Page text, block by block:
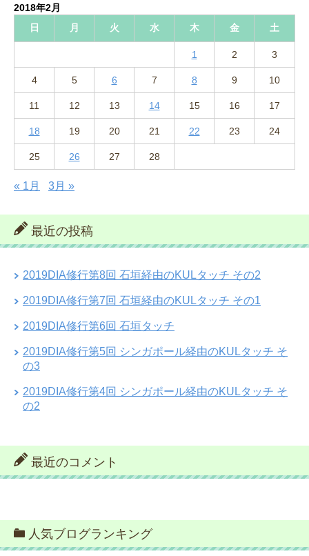
2018年2月
日
月 火 水 木 金 土
1 2 3
4 5 6 7 8 9 10
11 12 13 14 15 16 17
18 19 20 21 22 23 24
25 26 27 28
« 1月 3月 »
最近の投稿
2019DIA修行第8回 石垣経由のKULタッチ その2
2019DIA修行第7回 石垣経由のKULタッチ その1
2019DIA修行第6回 石垣タッチ
2019DIA修行第5回 シンガポール経由のKULタッチ そ
の3
2019DIA修行第4回 シンガポール経由のKULタッチ そ
の2
最近のコメント
人気ブログランキング